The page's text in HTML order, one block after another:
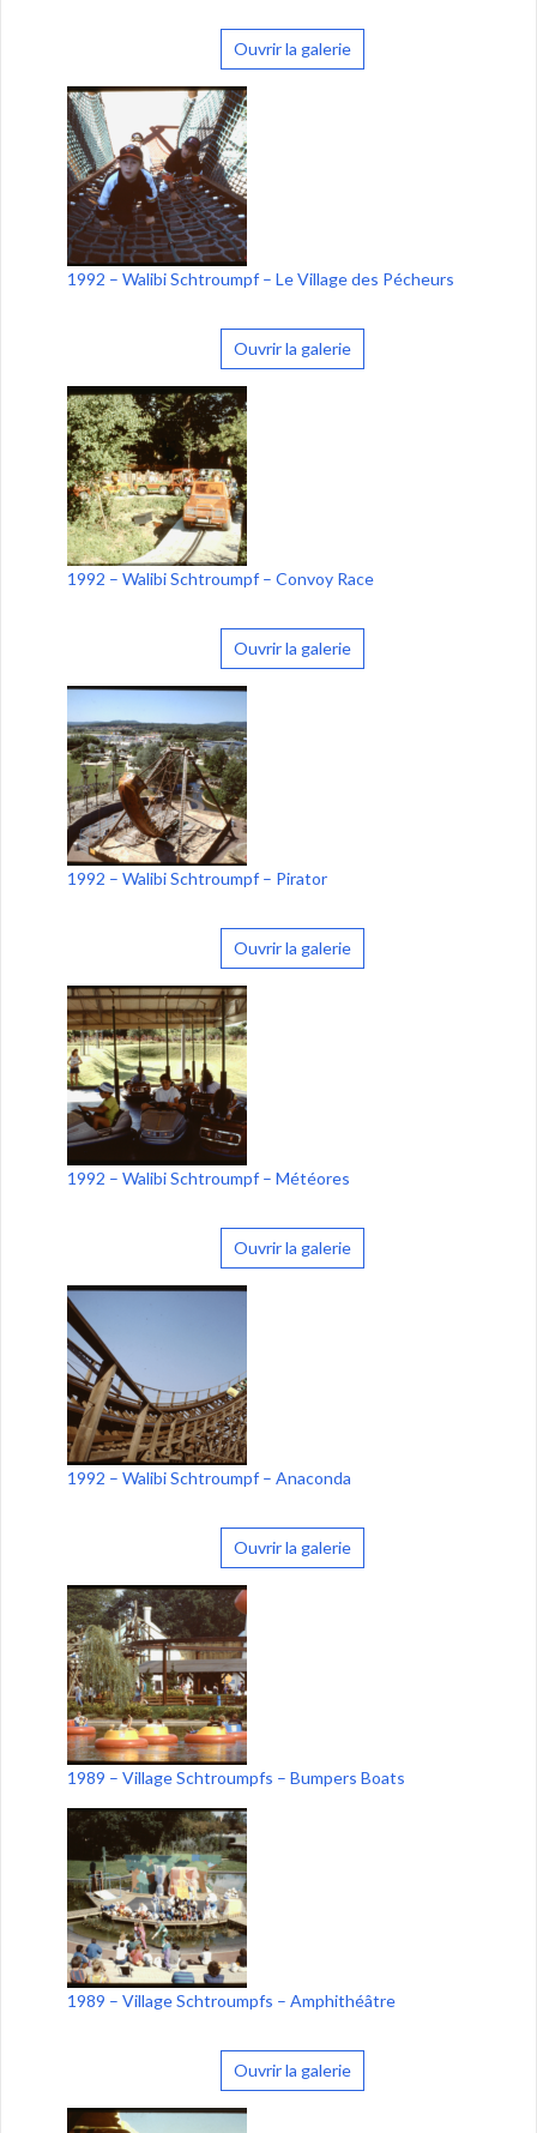
Ouvrir la galerie
1992 – Walibi Schtroumpf – Le Village des Pécheurs
Ouvrir la galerie
1992 – Walibi Schtroumpf – Convoy Race
Ouvrir la galerie
1992 – Walibi Schtroumpf – Pirator
Ouvrir la galerie
1992 – Walibi Schtroumpf – Météores
Ouvrir la galerie
1992 – Walibi Schtroumpf – Anaconda
Ouvrir la galerie
1989 – Village Schtroumpfs – Bumpers Boats
1989 – Village Schtroumpfs – Amphithéâtre
Ouvrir la galerie